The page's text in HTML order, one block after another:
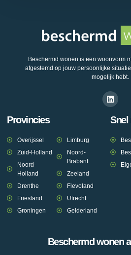
Beschermd wonen is een woonvorm
afgestemd op jouw persoonlijke
mogelijk hebt.
Provincies
Overijssel
Zuid-Holland
Noord-
Holland
Drenthe
Friesland
Groningen
Limburg
Noord-
Brabant
Zeeland
Flevoland
Utrecht
Gelderland
Snel
Beschermd wonen